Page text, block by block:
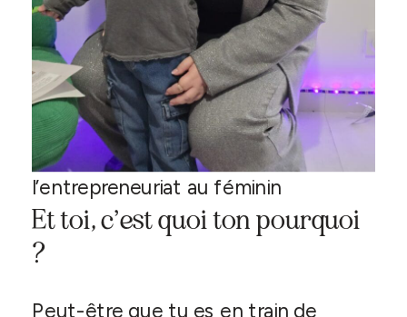
l’entrepreneuriat au féminin
Et toi, c’est quoi ton pourquoi
?
Peut-être que tu es en train de